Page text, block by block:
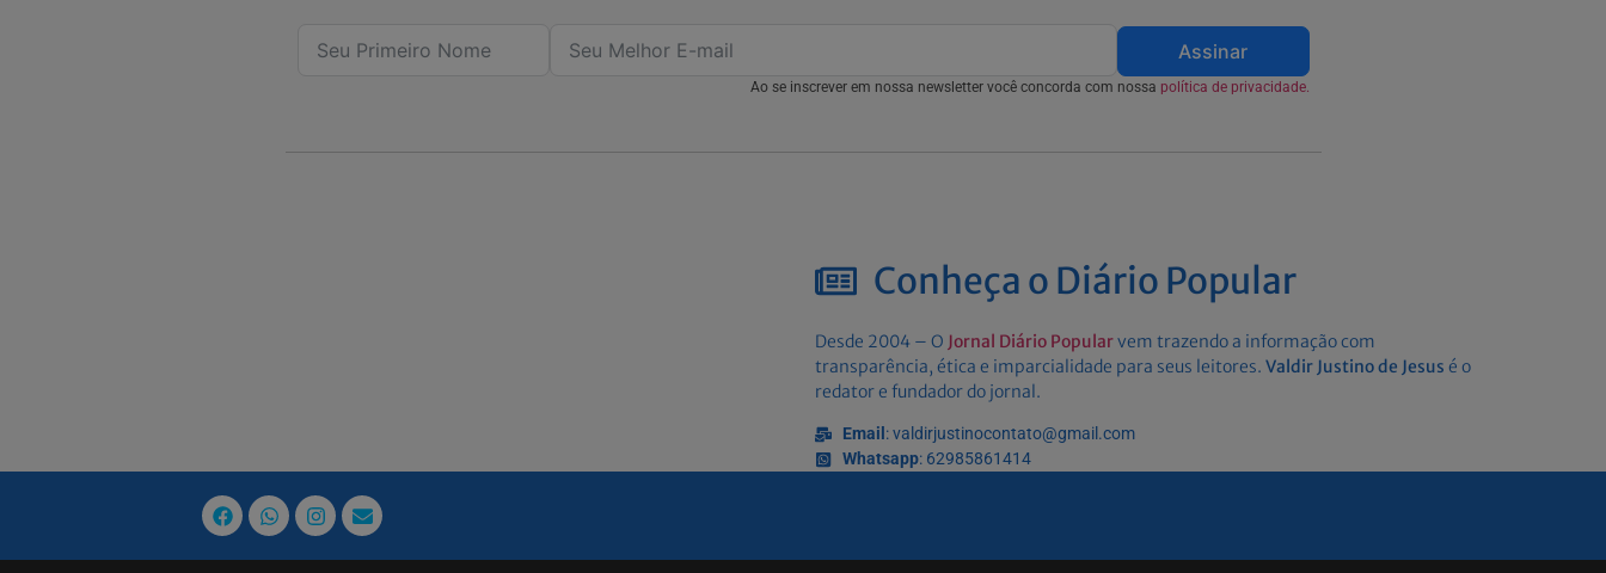
Assinar
Ao se inscrever em nossa newsletter você concorda com nossa política de privacidade.
Conheça o Diário Popular
Desde 2004 – O Jornal Diário Popularvem trazendo a informação com
transparência, ética e imparcialidade para seus leitores. Valdir Justino de Jesus é o
redator e fundador do jornal.
Email : valdirjustinocontato@gmail.com
Whatsapp: 62985861414